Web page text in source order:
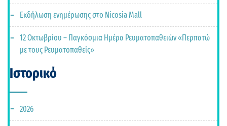
Εκδήλωση ενημέρωσης στο Nicosia Mall
12 Οκτωβρίου – Παγκόσμια Ημέρα Ρευματοπαθειών «Περπατώ
με τους Ρευματοπαθείς»
Ιστορικό
2026